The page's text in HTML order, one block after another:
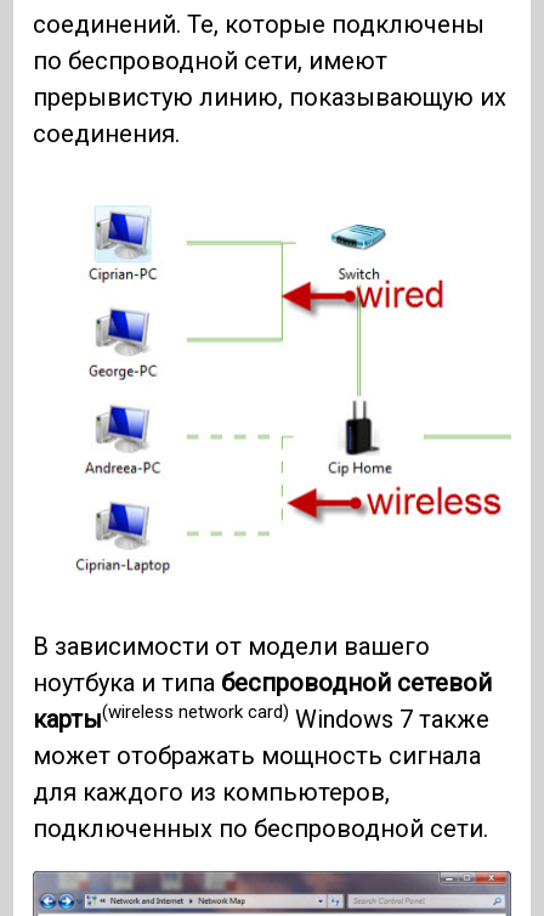
соединений. Те, которые подключены
по беспроводной сети, имеют
прерывистую линию, показывающую их
соединения.
В зависимости от модели вашего
ноутбука и типа беспроводной сетевой
карты(wireless network card) Windows 7 также
может отображать мощность сигнала
для каждого из компьютеров,
подключенных по беспроводной сети.